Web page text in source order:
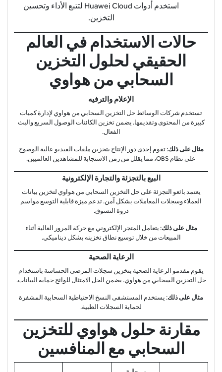
استخدم أدوات Huawei Cloud لتتبع الأداء وتحسين
التخزين.
حالات الاستخدام في العالم
الحقيقي لحلول التخزين
السحابي من هواوي
الإعلام والترفيه
تستخدم شركات الوسائط حل التخزين السحابي من هواوي لإدارة كميات
كبيرة من المحتوى وتقديمها. يضمن تخزين الكائنات الوصول السريع والبث
الفعال.
مثال على ذلك: تقوم إحدى دور الإنتاج بتخزين ملفات الفيديو عالية الوضوح
على نظام OBS، مما يقلل من زمن الاستجابة للمشاهدين العالميين.
البيع بالتجزئة والتجارة الإلكترونية
يعتمد بائعو التجزئة على حل التخزين السحابي من هواوي لتخزين بيانات
العملاء وسجلات المعاملات بشكل آمن. تدعم ميزة قابلية التوسع مواسم
ذروة التسوق.
مثال على ذلك: يتعامل المتجر الإلكتروني مع حركة المرور العالية أثناء
المبيعات من خلال توسيع نطاق تخزينه بشكل ديناميكي.
الرعاية الصحية
يقوم مقدمو الرعاية الصحية بتخزين سجلات المرضى الحساسة باستخدام
حل التخزين السحابي من هواوي. يضمن الحل الامتثال للوائح حماية البيانات.
مثال على ذلك: يستخدم المستشفى النسخ الاحتياطية السحابية المشفرة
لحماية السجلات الطبية.
مقارنة حلول هواوي للتخزين
السحابي مع المنافسين